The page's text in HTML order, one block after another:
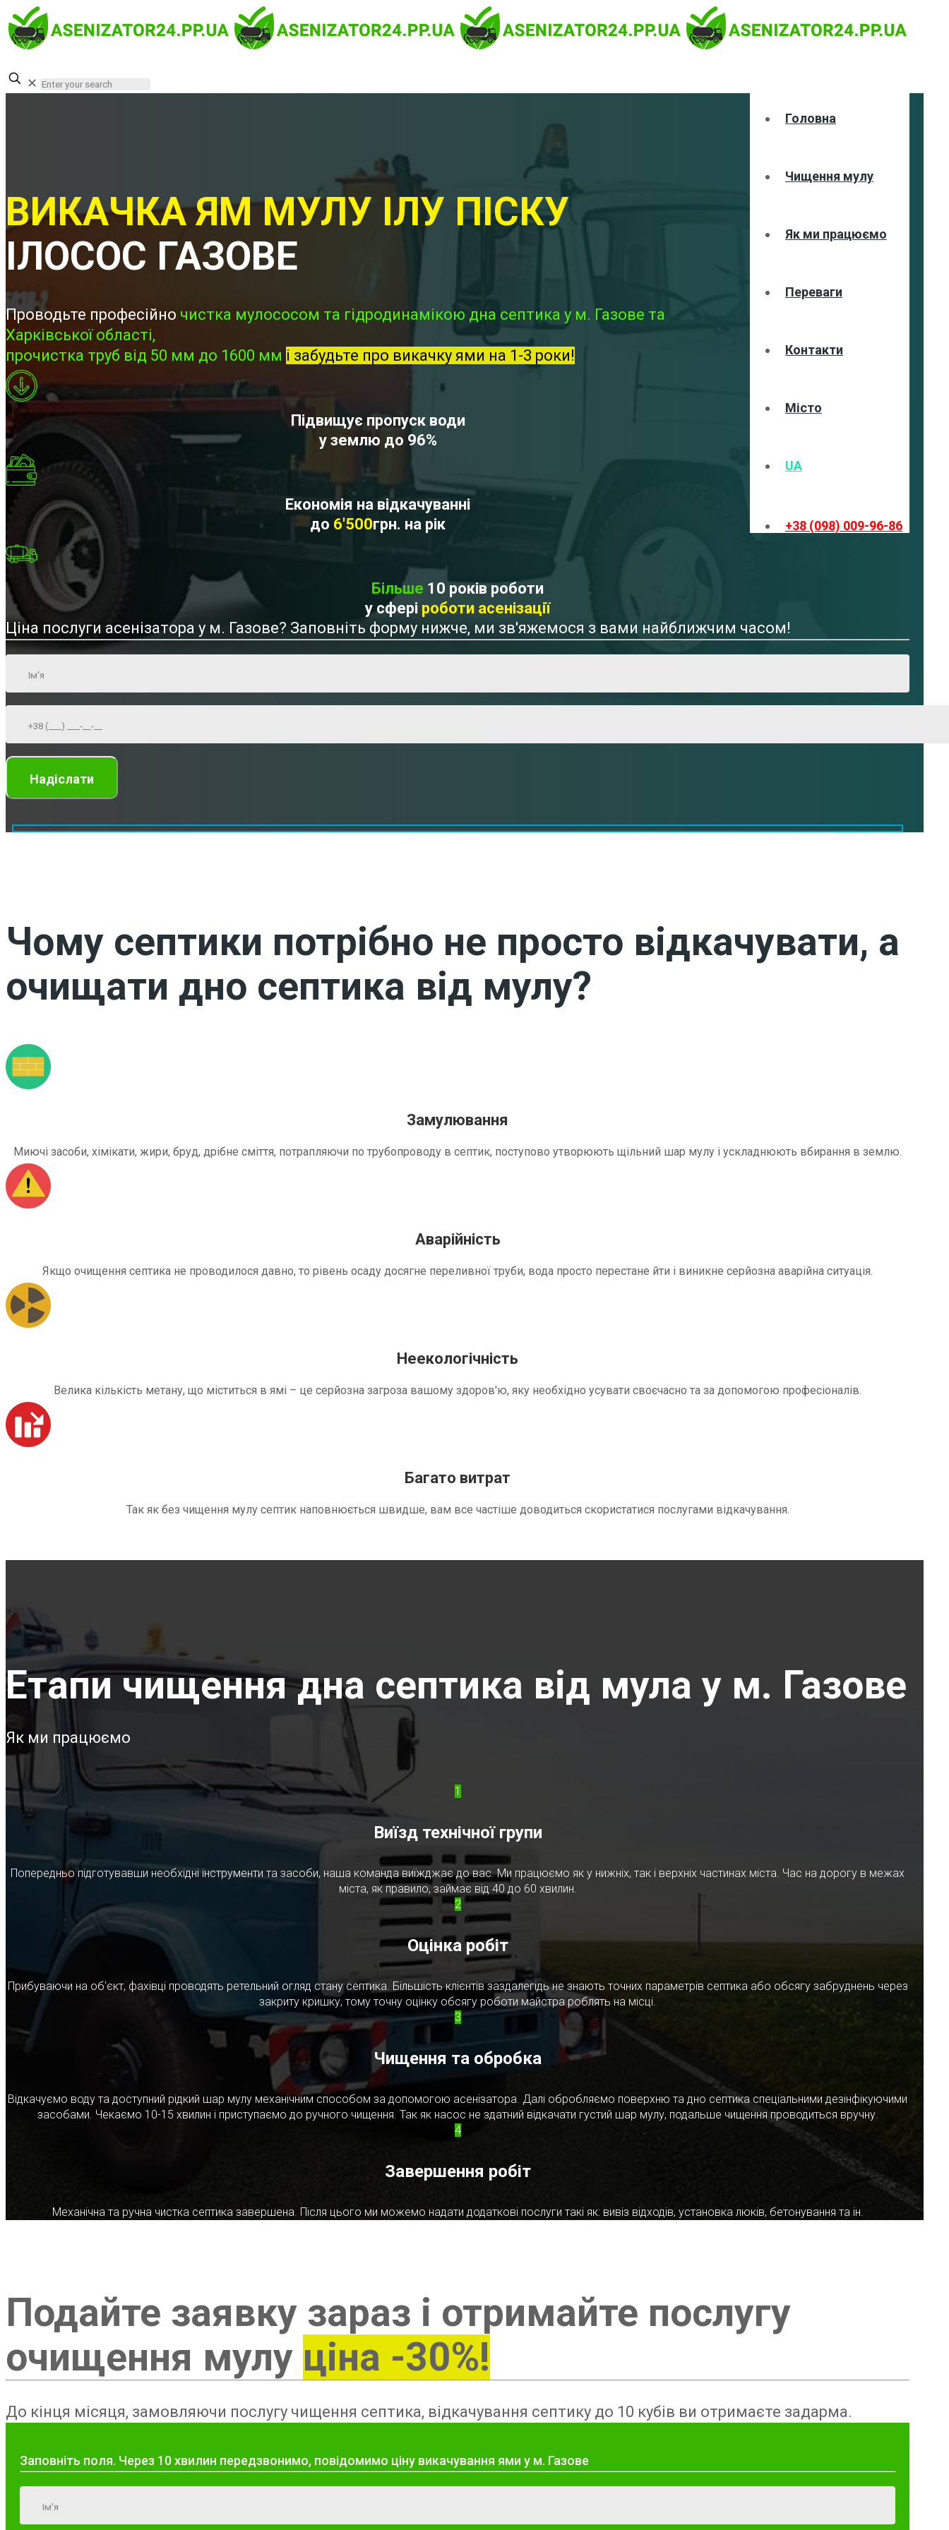
Головна
Чищення мулу
Як ми працюємо
Переваги
Контакти
Місто
UA
+38 (098) 009-96-86
✕
ВИКАЧКА ЯМ МУЛУ ІЛУ ПІСКУ
ІЛОСОС ГАЗОВЕ
Проводьте професійно чистка мулососом та гідродинамікою дна септика у м. Газове та
Харківської області,
прочистка труб від 50 мм до 1600 мм і забудьте про викачку ями на 1-3 роки!
Підвищує пропуск води
у землю до 96%
Економія на відкачуванні
до 6'500грн. на рік
Більше 10 років роботи
у сфері роботи асенізації
Ціна послуги асенізатора у м. Газове? Заповніть форму нижче, ми зв'яжемося з вами найближчим часом!
Чому септики потрібно не просто відкачувати, а
очищати дно септика від мулу?
Замулювання
Миючі засоби, хімікати, жири, бруд, дрібне сміття, потрапляючи по трубопроводу в септик, поступово утворюють щільний шар мулу і ускладнюють вбирання в землю.
Аварійність
Якщо очищення септика не проводилося давно, то рівень осаду досягне переливної труби, вода просто перестане йти і виникне серйозна аварійна ситуація.
Неекологічність
Велика кількість метану, що міститься в ямі – це серйозна загроза вашому здоров'ю, яку необхідно усувати своєчасно та за допомогою професіоналів.
Багато витрат
Так як без чищення мулу септик наповнюється швидше, вам все частіше доводиться скористатися послугами відкачування.
Етапи чищення дна септика від мула у м. Газове
Як ми працюємо
1
Виїзд технічної групи
Попередньо підготувавши необхідні інструменти та засоби, наша команда виїжджає до вас. Ми працюємо як у нижніх, так і верхніх частинах міста. Час на дорогу в межах
міста, як правило, займає від 40 до 60 хвилин.
2
Оцінка робіт
Прибуваючи на об'єкт, фахівці проводять ретельний огляд стану септика. Більшість клієнтів заздалегідь не знають точних параметрів септика або обсягу забруднень через
закриту кришку, тому точну оцінку обсягу роботи майстра роблять на місці.
3
Чищення та обробка
Відкачуємо воду та доступний рідкий шар мулу механічним способом за допомогою асенізатора. Далі обробляємо поверхню та дно септика спеціальними дезінфікуючими
засобами. Чекаємо 10-15 хвилин і приступаємо до ручного чищення. Так як насос не здатний відкачати густий шар мулу, подальше чищення проводиться вручну.
4
Завершення робіт
Механічна та ручна чистка септика завершена. Після цього ми можемо надати додаткові послуги такі як: вивіз відходів, установка люків, бетонування та ін.
Подайте заявку зараз і отримайте послугу
очищення мулу ціна -30%!
До кінця місяця, замовляючи послугу чищення септика, відкачування септику до 10 кубів ви отримаєте задарма.
Заповніть поля. Через 10 хвилин передзвонимо, повідомимо ціну викачування ями у м. Газове